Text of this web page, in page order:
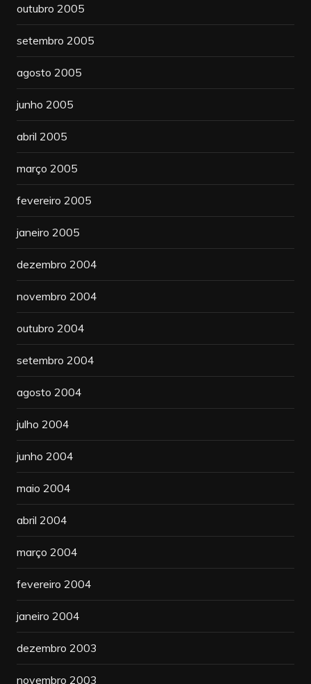
outubro 2005
setembro 2005
agosto 2005
junho 2005
abril 2005
março 2005
fevereiro 2005
janeiro 2005
dezembro 2004
novembro 2004
outubro 2004
setembro 2004
agosto 2004
julho 2004
junho 2004
maio 2004
abril 2004
março 2004
fevereiro 2004
janeiro 2004
dezembro 2003
novembro 2003